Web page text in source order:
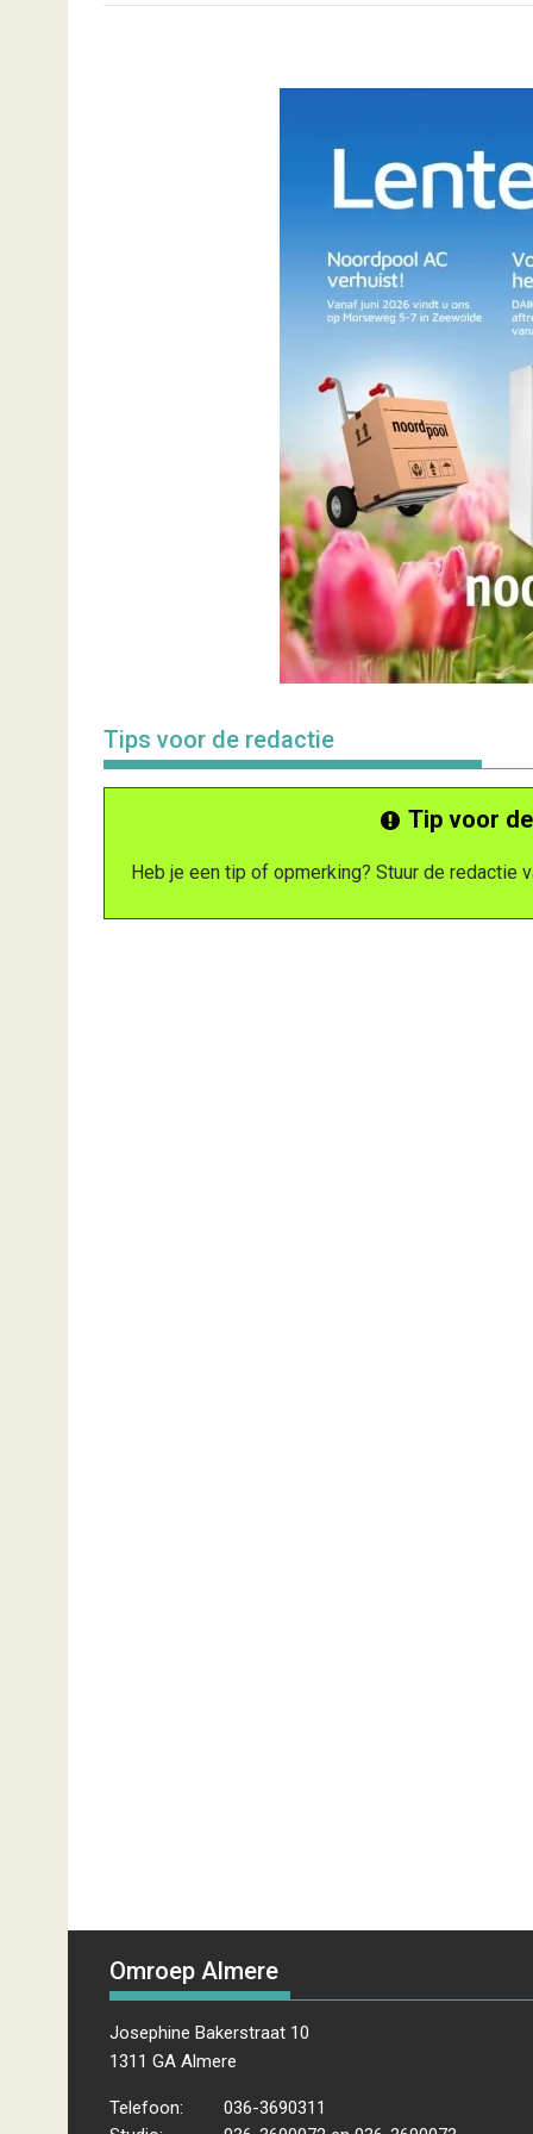
Tips voor de redactie
Tip voor
Heb je een tip of opmerking? Stuur de redactie
Omroep Almere
Josephine Bakerstraat 10
1311 GA Almere
Telefoon:
036-3690311